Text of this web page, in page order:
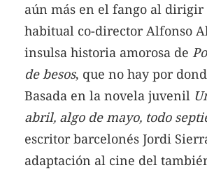
aún más en el fango al dirigir
habitual co-director Alfonso
insulsa historia amorosa de
de besos, que no hay por
Basada en la novela juvenil
abril, algo de mayo, todo
escritor barcelonés Jordi
adaptación al cine del